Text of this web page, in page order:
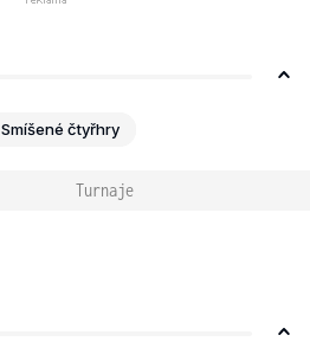
Smíšené čtyřhry
Turnaje